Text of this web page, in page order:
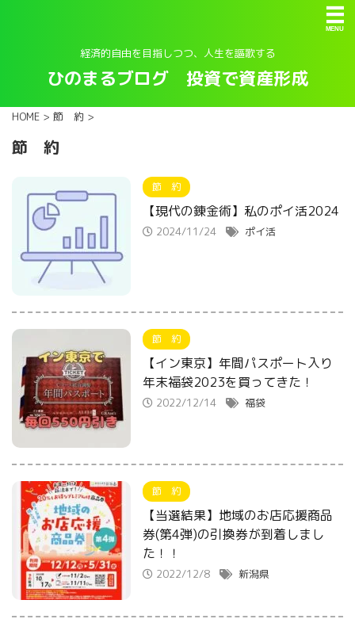
経済的自由を目指しつつ、人生を謳歌する
ひのまるブログ 投資で資産形成
HOME > 節 約 >
節 約
節 約
【現代の錬金術】私のポイ活2024
2024/11/24 ポイ活
節 約
【イン東京】年間パスポート入り
年末福袋2023を買ってきた！
2022/12/14 福袋
節 約
【当選結果】地域のお店応援商品
券(第4弾)の引換券が到着しまし
た！！
2022/12/8 新潟県